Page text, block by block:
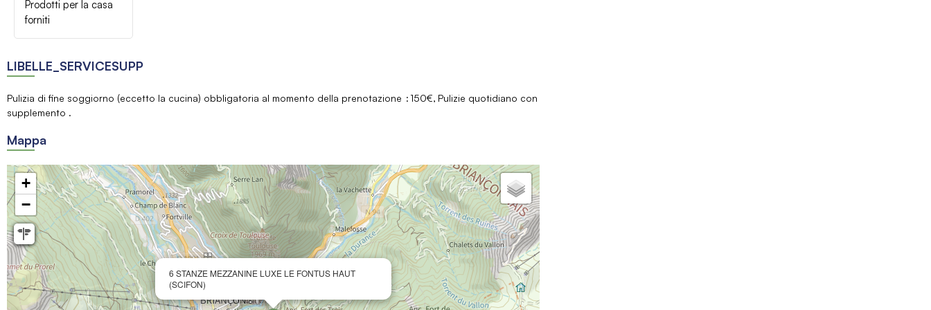
Prodotti per la casa
forniti
LIBELLE_SERVICESUPP
Pulizia di fine soggiorno (eccetto la cucina) obbligatoria al momento della prenotazione 150€ Pulizie quotidiano con
supplemento
Mappa
6 STANZE MEZZANINE LUXE LE FONTUS HAUT
(SCIFON)
+
−